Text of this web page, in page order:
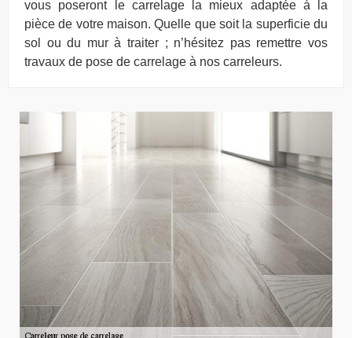
vous poseront le carrelage la mieux adaptée à la
pièce de votre maison. Quelle que soit la superficie du
sol ou du mur à traiter ; n’hésitez pas remettre vos
travaux de pose de carrelage à nos carreleurs.